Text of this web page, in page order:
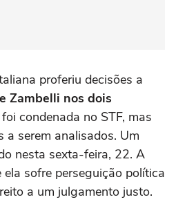
proferiu decisões a
Zambelli nos dois
condenada no STF, mas
a serem analisados. Um
nesta sexta-feira, 22. A
sofre perseguição política
a um julgamento justo.